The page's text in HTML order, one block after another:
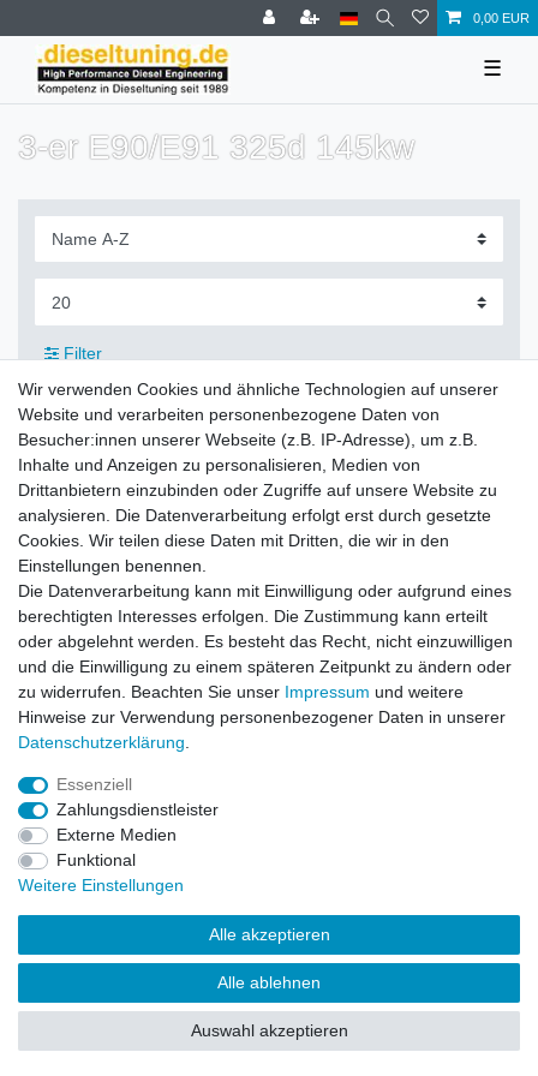
0,00 EUR
☰
3-er E90/E91 325d 145kw
Filter
Zahlung und Versand
Daten­schutz­erklärung
Barrierefreiheitserklärung Widerrufs­recht
Vertrag widerrufen
© Copyright 2026 | Alle Rechte vorbehalten.
Wir verwenden Cookies und ähnliche Technologien auf unserer
Website und verarbeiten personenbezogene Daten von
Besucher:innen unserer Webseite (z.B. IP-Adresse), um z.B.
Inhalte und Anzeigen zu personalisieren, Medien von
Drittanbietern einzubinden oder Zugriffe auf unsere Website zu
analysieren. Die Datenverarbeitung erfolgt erst durch gesetzte
Cookies. Wir teilen diese Daten mit Dritten, die wir in den
Einstellungen benennen.
Die Datenverarbeitung kann mit Einwilligung oder aufgrund eines
berechtigten Interesses erfolgen. Die Zustimmung kann erteilt
oder abgelehnt werden. Es besteht das Recht, nicht einzuwilligen
und die Einwilligung zu einem späteren Zeitpunkt zu ändern oder
zu widerrufen. Beachten Sie unser Impressum und weitere
Hinweise zur Verwendung personenbezogener Daten in unserer
Daten­schutz­erklärung
Essenziell
Zahlungsdienstleister
Externe Medien
Funktional
Weitere Einstellungen
Alle akzeptieren
Alle ablehnen
Auswahl akzeptieren